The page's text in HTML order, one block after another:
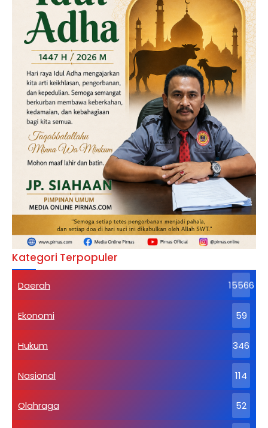
Kategori Terpopuler
Daerah 15566
Ekonomi 59
Hukum 346
Nasional 114
Olahraga 52